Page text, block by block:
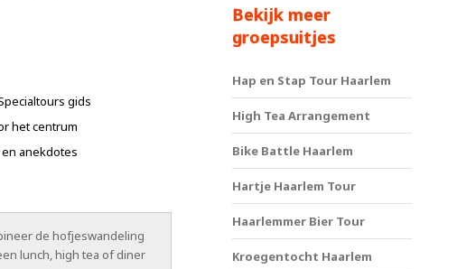
gids
het centrum
anekdotes
de hofjeswandeling
lunch, high tea of diner
Bekijk meer
groepsuitjes
Hap en Stap Tour Haarlem
High Tea Arrangement
Bike Battle Haarlem
Hartje Haarlem Tour
Haarlemmer Bier Tour
Kroegentocht Haarlem